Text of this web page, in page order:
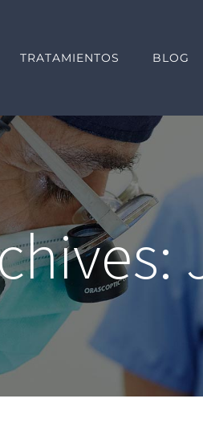
TRATAMIENTOS BLOG